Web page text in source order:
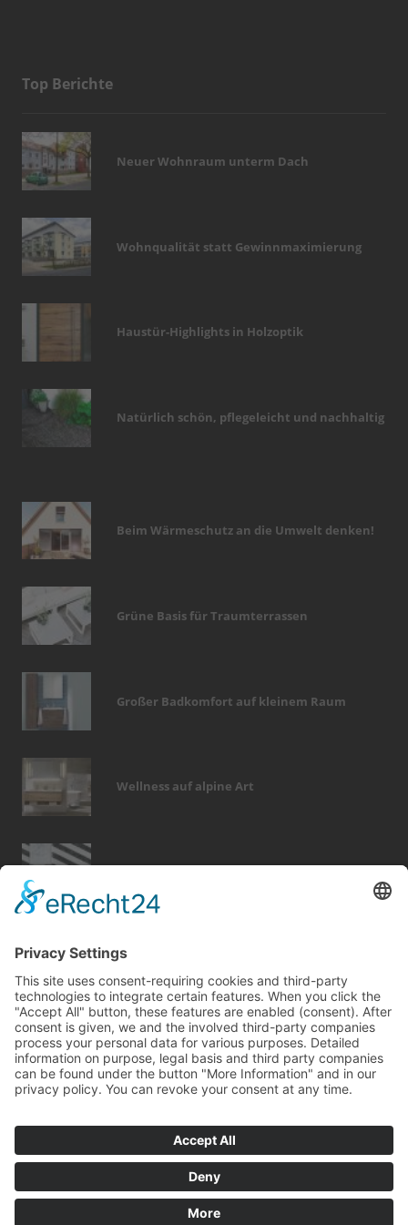
Top Berichte
Neuer Wohnraum unterm Dach
Wohnqualität statt Gewinnmaximierung
Haustür-Highlights in Holzoptik
Natürlich schön, pflegeleicht und nachhaltig
Beim Wärmeschutz an die Umwelt denken!
Grüne Basis für Traumterrassen
Großer Badkomfort auf kleinem Raum
Wellness auf alpine Art
Bericht Tags
photovoltaik förderung outdoor
heizung
elektro
möbel feuer garten wellness
dach
küche
dämmung kamin beratung
renovieren
Impressum